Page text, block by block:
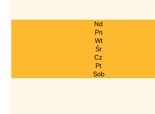
Nd
Pn
Wt
Śr
Cz
Pt
Sob